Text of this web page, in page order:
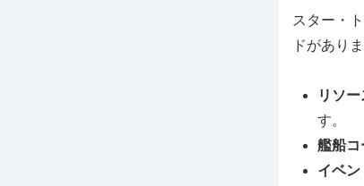
スター・
ドがあり
リソー
す。
艦船コ
イベン